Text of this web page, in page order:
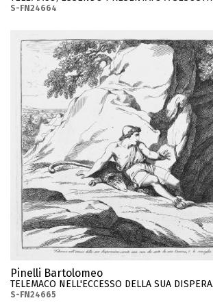
S-FN24664
Pinelli Bartolomeo
TELEMACO NELL'ECCESSO DELLA SUA
S-FN24665